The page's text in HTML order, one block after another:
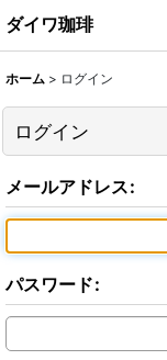
ダイワ珈琲
ホーム > ログイン
ログイン
メールアドレス:
パスワード: